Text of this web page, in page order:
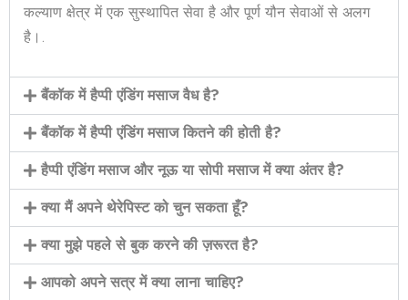
कल्याण क्षेत्र में एक सुस्थापित सेवा है और पूर्ण यौन सेवाओं से अलग
है।.
बैंकॉक में हैप्पी एंडिंग मसाज वैध है?
बैंकॉक में हैप्पी एंडिंग मसाज कितने की होती है?
हैप्पी एंडिंग मसाज और नूऊ या सोपी मसाज में क्या अंतर है?
क्या मैं अपने थेरेपिस्ट को चुन सकता हूँ?
क्या मुझे पहले से बुक करने की ज़रूरत है?
आपको अपने सत्र में क्या लाना चाहिए?